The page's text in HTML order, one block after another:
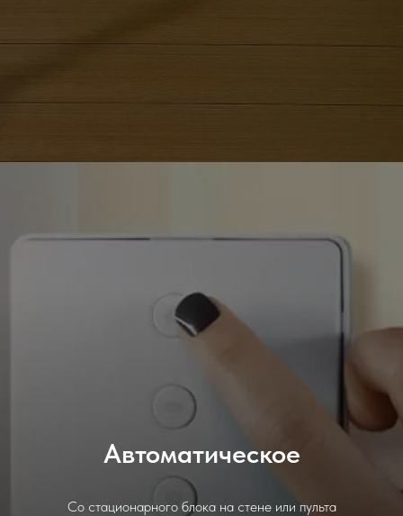
Автоматическое
Со стационарного блока на стене или пульта